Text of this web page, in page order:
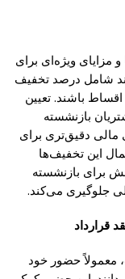
مزایای ویژه‌ای برای
شامل درصد تخفیف
باشند. تعیین
بازنشسته
مالی دقیق‌تری برای
این تخفیف‌ها
برای بازنشسته
جلوگیری می‌کند.
معمولاً حضور خود